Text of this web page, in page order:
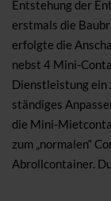
Entstehung der
erstmals die
erfolgte die
nebst 4 Mini-
Dienstleistung ein
ständiges
die Mini-
zum „normalen“
Abrollcontainer.